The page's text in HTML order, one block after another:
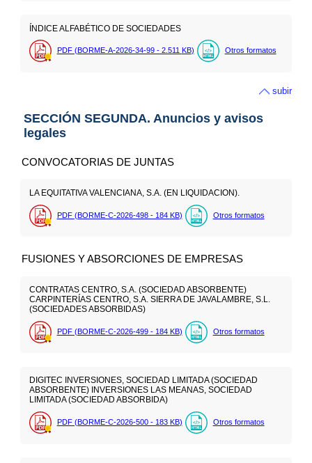
ÍNDICE ALFABÉTICO DE SOCIEDADES
PDF (BORME-A-2026-34-99 - 2.511 KB) Otros formatos
subir
SECCIÓN SEGUNDA. Anuncios y avisos
legales
CONVOCATORIAS DE JUNTAS
LA EQUITATIVA VALENCIANA, S.A. (EN LIQUIDACION).
PDF (BORME-C-2026-498 - 184 KB) Otros formatos
FUSIONES Y ABSORCIONES DE EMPRESAS
CONTRATAS CENTRO, S.A. (SOCIEDAD ABSORBENTE)
CARPINTERÍAS CENTRO, S.A. SIERRA DE JAVALAMBRE, S.L.
(SOCIEDADES ABSORBIDAS)
PDF (BORME-C-2026-499 - 184 KB) Otros formatos
DIGITEC INVERSIONES, SOCIEDAD LIMITADA (SOCIEDAD
ABSORBENTE) INVERSIONES LAS MEANAS, SOCIEDAD
LIMITADA (SOCIEDAD ABSORBIDA)
PDF (BORME-C-2026-500 - 183 KB) Otros formatos